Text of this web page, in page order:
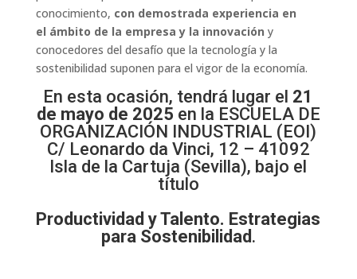
conocimiento, con demostrada experiencia en
el ámbito de la empresa y la innovación y
conocedores del desafío que la tecnología y la
sostenibilidad suponen para el vigor de la economía.
En esta ocasión, tendrá lugar el 21
de mayo de 2025 en la ESCUELA DE
ORGANIZACIÓN INDUSTRIAL (EOI)
C/ Leonardo da Vinci, 12 – 41092
Isla de la Cartuja (Sevilla), bajo el
título
Productividad y Talento. Estrategias
para Sostenibilidad.